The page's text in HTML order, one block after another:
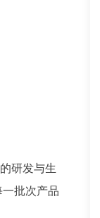
研发与生
批次产品